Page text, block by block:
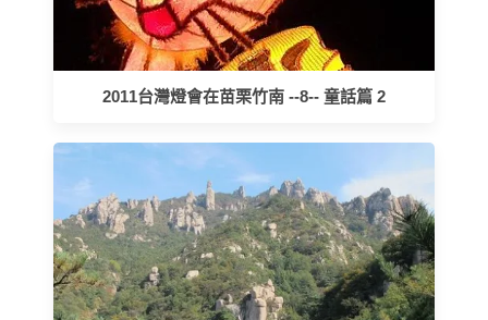
2011台灣燈會在苗栗竹南 --8-- 童話篇 2